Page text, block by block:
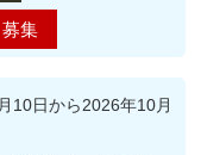
募集
10日から2026年10月